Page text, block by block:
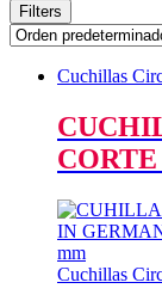
Filters
Cuchillas
Cuchillas